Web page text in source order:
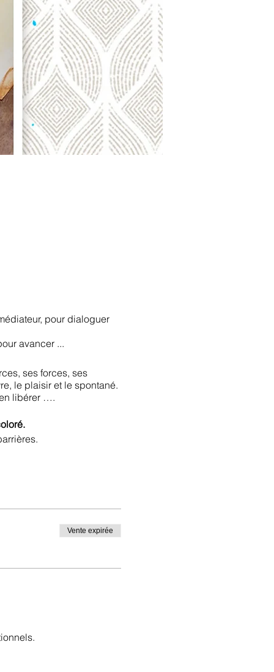
pour dialoguer
avancer ...
ses forces, ses
le plaisir et le spontané.
libérer ….
Vente expirée